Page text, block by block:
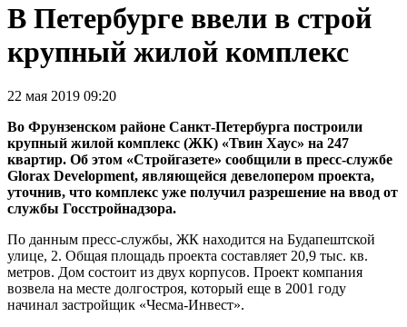
В Петербурге ввели в строй
крупный жилой комплекс
22 мая 2019 09:20
Во Фрунзенском районе Санкт-Петербурга построили
крупный жилой комплекс (ЖК) «Твин Хаус» на 247
квартир. Об этом «Стройгазете» сообщили в пресс-службе
Glorax Development, являющейся девелопером проекта,
уточнив, что комплекс уже получил разрешение на ввод от
службы Госстройнадзора.
По данным пресс-службы, ЖК находится на Будапештской
улице, 2. Общая площадь проекта составляет 20,9 тыс. кв.
метров. Дом состоит из двух корпусов. Проект компания
возвела на месте долгостроя, который еще в 2001 году
начинал застройщик «Чесма-Инвест».